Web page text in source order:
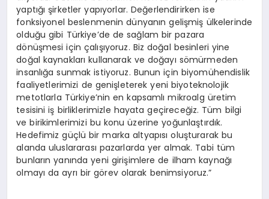
yaptığı şirketler yapıyorlar. Değerlendirirken ise
fonksiyonel beslenmenin dünyanın gelişmiş ülkelerinde
olduğu gibi Türkiye’de de sağlam bir pazara
dönüşmesi için çalışıyoruz. Biz doğal besinleri yine
doğal kaynakları kullanarak ve doğayı sömürmeden
insanlığa sunmak istiyoruz. Bunun için biyomühendislik
faaliyetlerimizi de genişleterek yeni biyoteknolojik
metotlarla Türkiye’nin en kapsamlı mikroalg üretim
tesisini iş birliklerimizle hayata geçireceğiz. Tüm bilgi
ve birikimlerimizi bu konu üzerine yoğunlaştırdık.
Hedefimiz güçlü bir marka altyapısı oluşturarak bu
alanda uluslararası pazarlarda yer almak. Tabi tüm
bunların yanında yeni girişimlere de ilham kaynağı
olmayı da ayrı bir görev olarak benimsiyoruz.”